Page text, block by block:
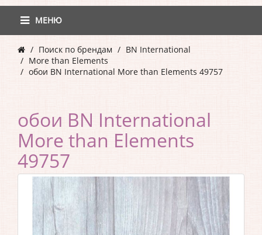
МЕНЮ
Поиск по брендам
BN International
More than Elements
обои BN International More than Elements 49757
обои BN International
More than Elements
49757